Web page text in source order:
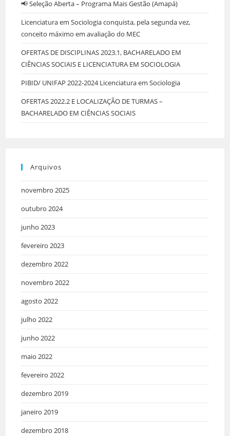
📢 Seleção Aberta – Programa Mais Gestão (Amapá)
Licenciatura em Sociologia conquista, pela segunda vez,
conceito máximo em avaliação do MEC
OFERTAS DE DISCIPLINAS 2023.1, BACHARELADO EM
CIÊNCIAS SOCIAIS E LICENCIATURA EM SOCIOLOGIA
PIBID/ UNIFAP 2022-2024 Licenciatura em Sociologia
OFERTAS 2022.2 E LOCALIZAÇÃO DE TURMAS –
BACHARELADO EM CIÊNCIAS SOCIAIS
Arquivos
novembro 2025
outubro 2024
junho 2023
fevereiro 2023
dezembro 2022
novembro 2022
agosto 2022
julho 2022
junho 2022
maio 2022
fevereiro 2022
dezembro 2019
janeiro 2019
dezembro 2018